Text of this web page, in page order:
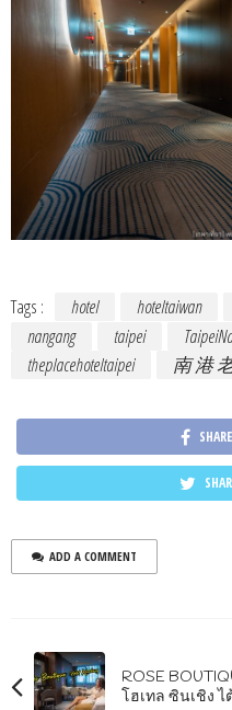
Tags : hotel hoteltaiwan
nangang
taipei
theplacehoteltaipei
南 港
ADD A COMMENT
ROSE
โฮเทล ซินเชิง